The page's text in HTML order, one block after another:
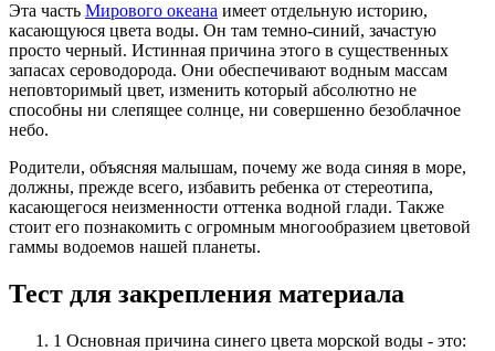
Эта часть Мирового океана имеет отдельную историю,
касающуюся цвета воды. Он там темно-синий, зачастую
просто черный. Истинная причина этого в существенных
запасах сероводорода. Они обеспечивают водным массам
неповторимый цвет, изменить который абсолютно не
способны ни слепящее солнце, ни совершенно безоблачное
небо.
Родители, объясняя малышам, почему же вода синяя в море,
должны, прежде всего, избавить ребенка от стереотипа,
касающегося неизменности оттенка водной глади. Также
стоит его познакомить с огромным многообразием цветовой
гаммы водоемов нашей планеты.
Тест для закрепления материала
1 Основная причина синего цвета морской воды - это: